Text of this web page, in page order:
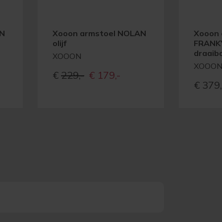
Xooon armstoel NOLAN
olijf
XOOON
€ 229,- Oorspronkelijke
€ 179,-
XOOON
€